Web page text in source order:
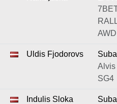
AWD
Uldis Fjodorovs
Alvis
SG4
Indulis Sloka